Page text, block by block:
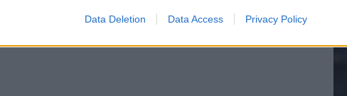
Data Deletion Data Access Privacy Policy